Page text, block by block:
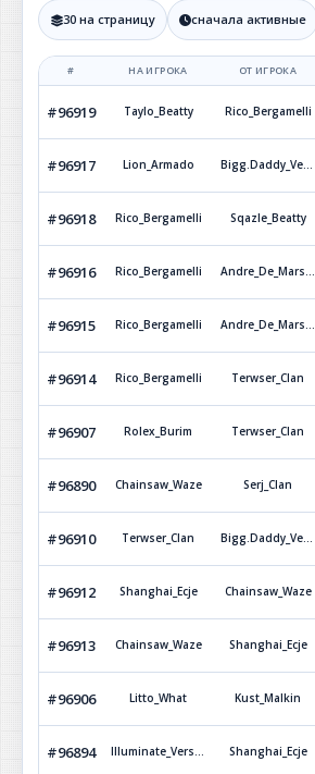
30 на страницу сначала активные
# НА ИГРОКА ОТ ИГРОКА
#96919 Taylo_Beatty Rico_Bergamelli
#96917 Lion_Armado Bigg.Daddy_Versetti
#96918 Rico_Bergamelli Sqazle_Beatty
#96916 Rico_Bergamelli Andre_De_Marselle
#96915 Rico_Bergamelli Andre_De_Marselle
#96914 Rico_Bergamelli Terwser_Clan
#96907 Rolex_Burim Terwser_Clan
#96890 Chainsaw_Waze Serj_Clan
#96910 Terwser_Clan Bigg.Daddy_Versetti
#96912 Shanghai_Ecje Chainsaw_Waze
#96913 Chainsaw_Waze Shanghai_Ecje
#96906 Litto_What Kust_Malkin
#96894 Illuminate_Versetti Shanghai_Ecje